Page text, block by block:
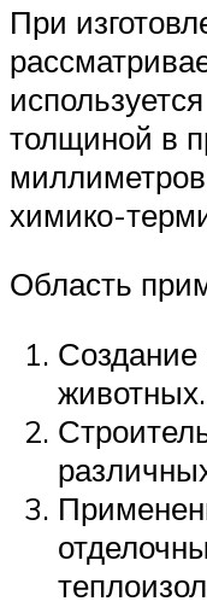
При
толщиной в
химико-
Область
Создание
животных.